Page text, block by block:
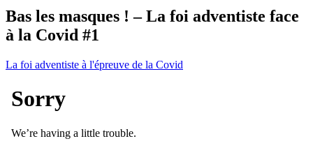
Bas les masques ! – La foi adventiste face
à la Covid #1
La foi adventiste à l'épreuve de la Covid